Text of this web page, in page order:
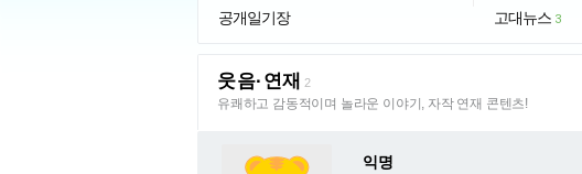
공개일기장 고대뉴스 3
웃음·연재 2
유쾌하고 감동적이며 놀라운 이야기, 자작 연재 콘텐츠!
익명